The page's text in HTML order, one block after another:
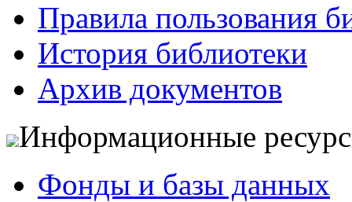
Правила пользования
История библиотеки
Архив документов
Информационные
Фонды и базы данных